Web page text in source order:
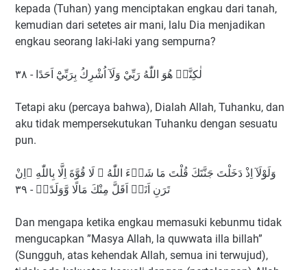
kepada (Tuhan) yang menciptakan engkau dari tanah,
kemudian dari setetes air mani, lalu Dia menjadikan
engkau seorang laki-laki yang sempurna?
لٰكِنَّا۠ هُوَ اللّٰهُ رَبِّيْ وَلَآ اُشْرِكُ بِرَبِّيْٓ اَحَدًا - ٣٨
Tetapi aku (percaya bahwa), Dialah Allah, Tuhanku, dan
aku tidak mempersekutukan Tuhanku dengan sesuatu
pun.
وَلَوْلَآ اِذْ دَخَلْتَ جَنَّتَكَ قُلْتَ مَا شَاۤءَ اللّٰهُ ۙ لَا قُوَّةَ اِلَّا بِاللّٰهِ ۚاِنْ
تَرَنِ اَنَا۠ اَقَلَّ مِنْكَ مَالًا وَّوَلَدًاۚ - ٣٩
Dan mengapa ketika engkau memasuki kebunmu tidak
mengucapkan ”Masya Allah, la quwwata illa billah”
(Sungguh, atas kehendak Allah, semua ini terwujud),